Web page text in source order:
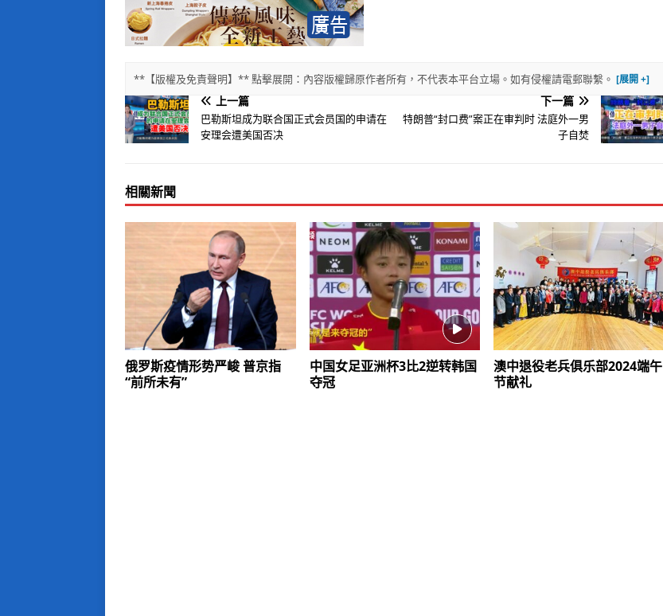
**【版權及免責聲明】** 點擊展開：內容版權歸原作者所有，不代表本平台立場。如有侵權請電郵聯繫。
上一篇
巴勒斯坦成为联合国正式会员国的申请在
安理会遭美国否决
下一篇
特朗普“封口费”案正在审判时 法庭外一男
子自焚
相關新聞
俄罗斯疫情形势严峻 普京指
“前所未有”
中国女足亚洲杯3比2逆转韩国
夺冠
澳中退役老兵俱乐部2024端午
节献礼